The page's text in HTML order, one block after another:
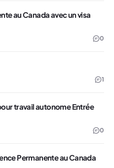
au Canada avec un visa
0
1
travail autonome Entrée
0
Permanente au Canada